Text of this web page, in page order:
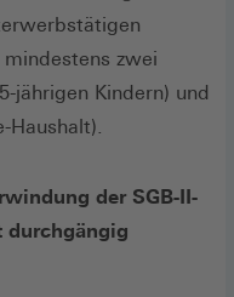
zwei
jährigen Kindern) und
Haushalt).
der SGB-II-
durchgängig